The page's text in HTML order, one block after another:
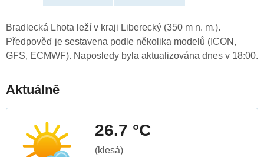
Bradlecká Lhota leží v kraji Liberecký (350 m n. m.).
Předpověď je sestavena podle několika modelů (ICON,
GFS, ECMWF). Naposledy byla aktualizována dnes v 18:00.
Aktuálně
26.7 °C
(klesá)